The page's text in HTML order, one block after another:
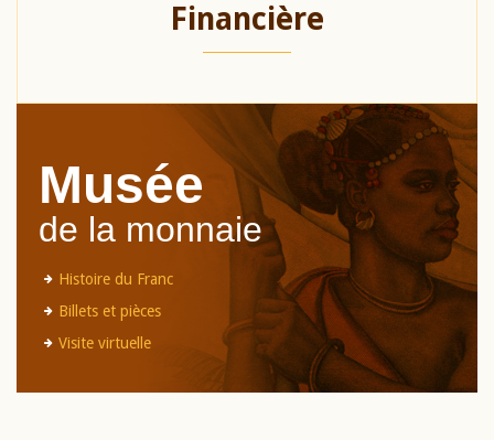
Financière
Musée
de la monnaie
Histoire du Franc
Billets et pièces
Visite virtuelle